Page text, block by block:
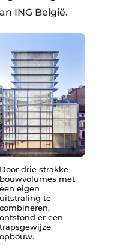
ING België.
Door drie strakke
bouwvolumes met
een eigen
uitstraling te
combineren,
ontstond er een
trapsgewijze
opbouw.